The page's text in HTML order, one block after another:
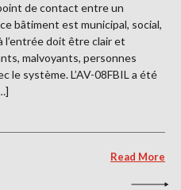
de contact entre un
bâtiment est municipal, social,
l’entrée doit être clair et
malvoyants, personnes
le système. L’AV-08FBIL a été
Read More